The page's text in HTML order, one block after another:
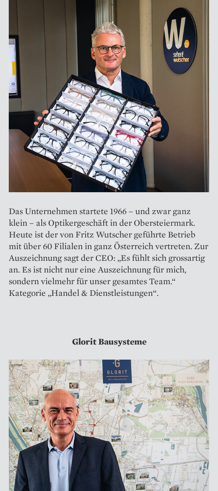
Das Unternehmen startete 1966 – und zwar ganz
klein – als Optikergeschäft in der Obersteiermark.
Heute ist der von Fritz Wutscher geführte Betrieb
mit über 60 Filialen in ganz Österreich vertreten. Zur
Auszeichnung sagt der CEO: „Es fühlt sich grossartig
an. Es ist nicht nur eine Auszeichnung für mich,
sondern vielmehr für unser gesamtes Team.“
Kategorie „Handel & Dienstleistungen“.
Glorit Bausysteme